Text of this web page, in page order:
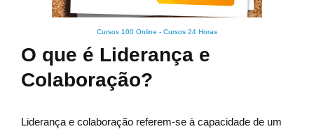
Cursos 100 Online - Cursos 24 Horas
O que é Liderança e
Colaboração?
Liderança e colaboração referem-se à capacidade de um